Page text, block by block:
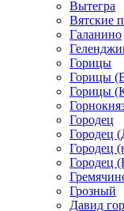
Вытегра
Вятские
Галанино
Горицы
Горицы
Горицы
Городец
Городец
Городец
Городец
Грозный
Давид